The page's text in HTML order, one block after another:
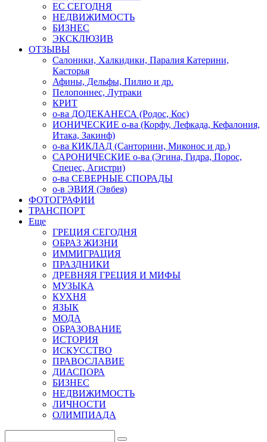
ЕС СЕГОДНЯ
НЕДВИЖИМОСТЬ
БИЗНЕС
ЭКСКЛЮЗИВ
ОТЗЫВЫ
Салоники, Халкидики, Паралия Катерини,
Касторья
Афины, Дельфы, Пилио и др.
Пелопоннес, Лутраки
КРИТ
о-ва ДОДЕКАНЕСА (Родос, Кос)
ИОНИЧЕСКИЕ о-ва (Корфу, Лефкада, Кефалония,
Итака, Закинф)
о-ва КИКЛАД (Санторини, Миконос и др.)
САРОНИЧЕСКИЕ о-ва (Эгина, Гидра, Порос,
Спецес, Агистри)
о-ва СЕВЕРНЫЕ СПОРАДЫ
о-в ЭВИЯ (Эвбея)
ФОТОГРАФИИ
ТРАНСПОРТ
Еще
ГРЕЦИЯ СЕГОДНЯ
ОБРАЗ ЖИЗНИ
ИММИГРАЦИЯ
ПРАЗДНИКИ
ДРЕВНЯЯ ГРЕЦИЯ И МИФЫ
МУЗЫКА
КУХНЯ
ЯЗЫК
МОДА
ОБРАЗОВАНИЕ
ИСТОРИЯ
ИСКУССТВО
ПРАВОСЛАВИЕ
ДИАСПОРА
БИЗНЕС
НЕДВИЖИМОСТЬ
ЛИЧНОСТИ
ОЛИМПИАДА